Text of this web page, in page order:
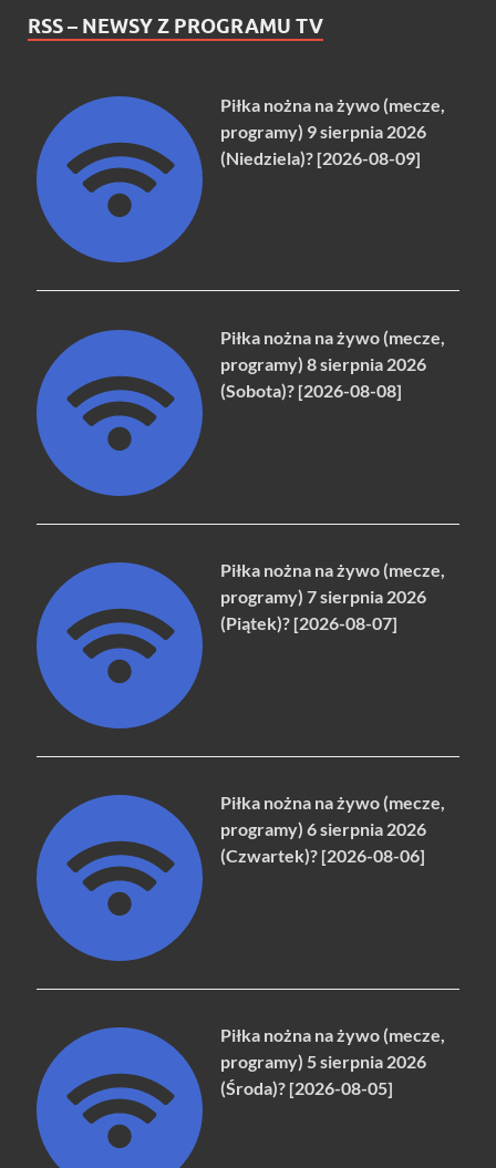
RSS – NEWSY Z PROGRAMU TV
Piłka nożna na żywo (mecze,
programy) 9 sierpnia 2026
(Niedziela)? [2026-08-09]
Piłka nożna na żywo (mecze,
programy) 8 sierpnia 2026
(Sobota)? [2026-08-08]
Piłka nożna na żywo (mecze,
programy) 7 sierpnia 2026
(Piątek)? [2026-08-07]
Piłka nożna na żywo (mecze,
programy) 6 sierpnia 2026
(Czwartek)? [2026-08-06]
Piłka nożna na żywo (mecze,
programy) 5 sierpnia 2026
(Środa)? [2026-08-05]